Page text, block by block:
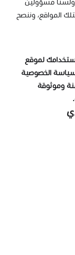
ولسنا مسؤولين
المواقع، وننصح
لموقع
سياسة الخصوصية
وموثوقة